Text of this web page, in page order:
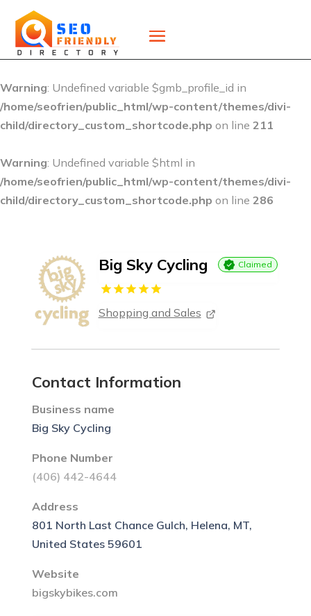
Warning: Undefined variable $gmb_profile_id in
/home/seofrien/public_html/wp-content/themes/divi-
child/directory_custom_shortcode.php on line 211
Warning: Undefined variable $html in
/home/seofrien/public_html/wp-content/themes/divi-
child/directory_custom_shortcode.php on line 286
Big Sky Cycling Claimed
Shopping and Sales
Contact Information
Business name
Big Sky Cycling
Phone Number
(406) 442-4644
Address
801 North Last Chance Gulch, Helena, MT,
United States 59601
Website
bigskybikes.com